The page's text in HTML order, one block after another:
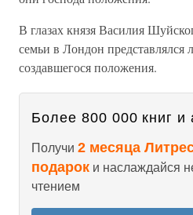
В глазах князя Василия
семьи в Лондон
создавшегося положения.
Более 800 000 книг и
Получи 2 месяца
подарок и наслаждайся
чтением